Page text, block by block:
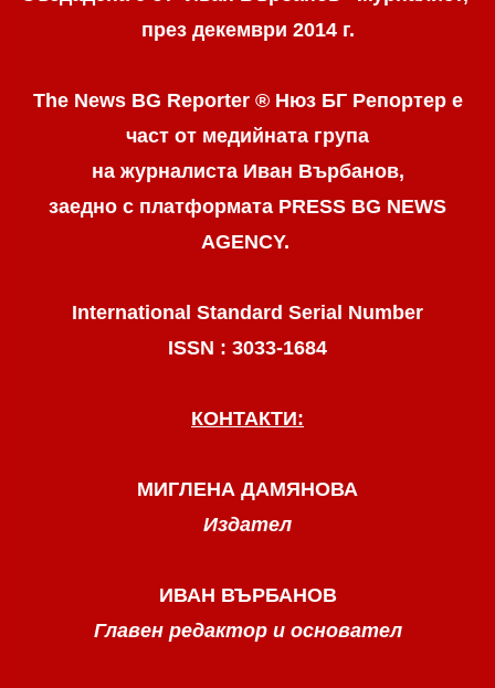
през декември 2014 г.
The News BG Reporter ® Нюз БГ Репортере
част от медийната група
на журналиста Иван Върбанов,
заедно с платформата PRESS BG NEWS
AGENCY.
International Standard Serial Number
ISSN : 3033-1684
КОНТАКТИ:
МИГЛЕНА ДАМЯНОВА
Издател
ИВАН ВЪРБАНОВ
Главен редактор и основател